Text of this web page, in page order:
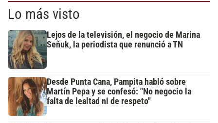
Lo más visto
Lejos de la televisión, el negocio de Marina
Señuk, la periodista que renunció a TN
Desde Punta Cana, Pampita habló sobre
Martín Pepa y se confesó: "No negocio la
falta de lealtad ni de respeto"